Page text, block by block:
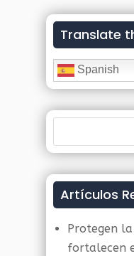
Translate
Spanish
Artículos
Protegen
fortalecen